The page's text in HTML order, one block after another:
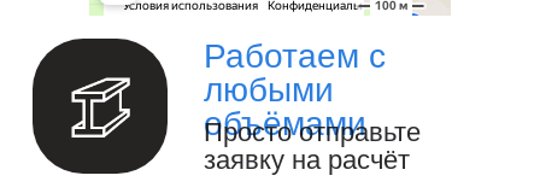
изделий любой сложности под ключ.
Изготовление металлоизделий и
металлоконструкций.
Полный цикл обработки металла и